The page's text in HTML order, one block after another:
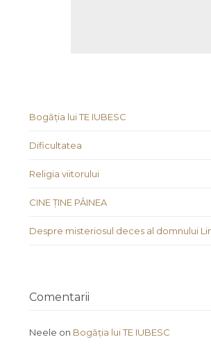
Bogăția lui TE IUBESC
Dificultatea
Religia viitorului
CINE ȚINE PÂINEA
Despre misteriosul deces al domnului
Comentarii
Neele on Bogăția lui TE IUBESC